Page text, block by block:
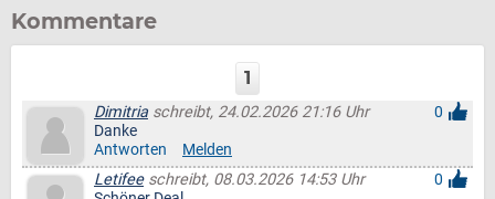
Kommentare
1
Dimitria schreibt, 24.02.2026 21:16 Uhr
0
Danke
Antworten
Melden
Letifeeschreibt, 08.03.2026 14:53 Uhr
0